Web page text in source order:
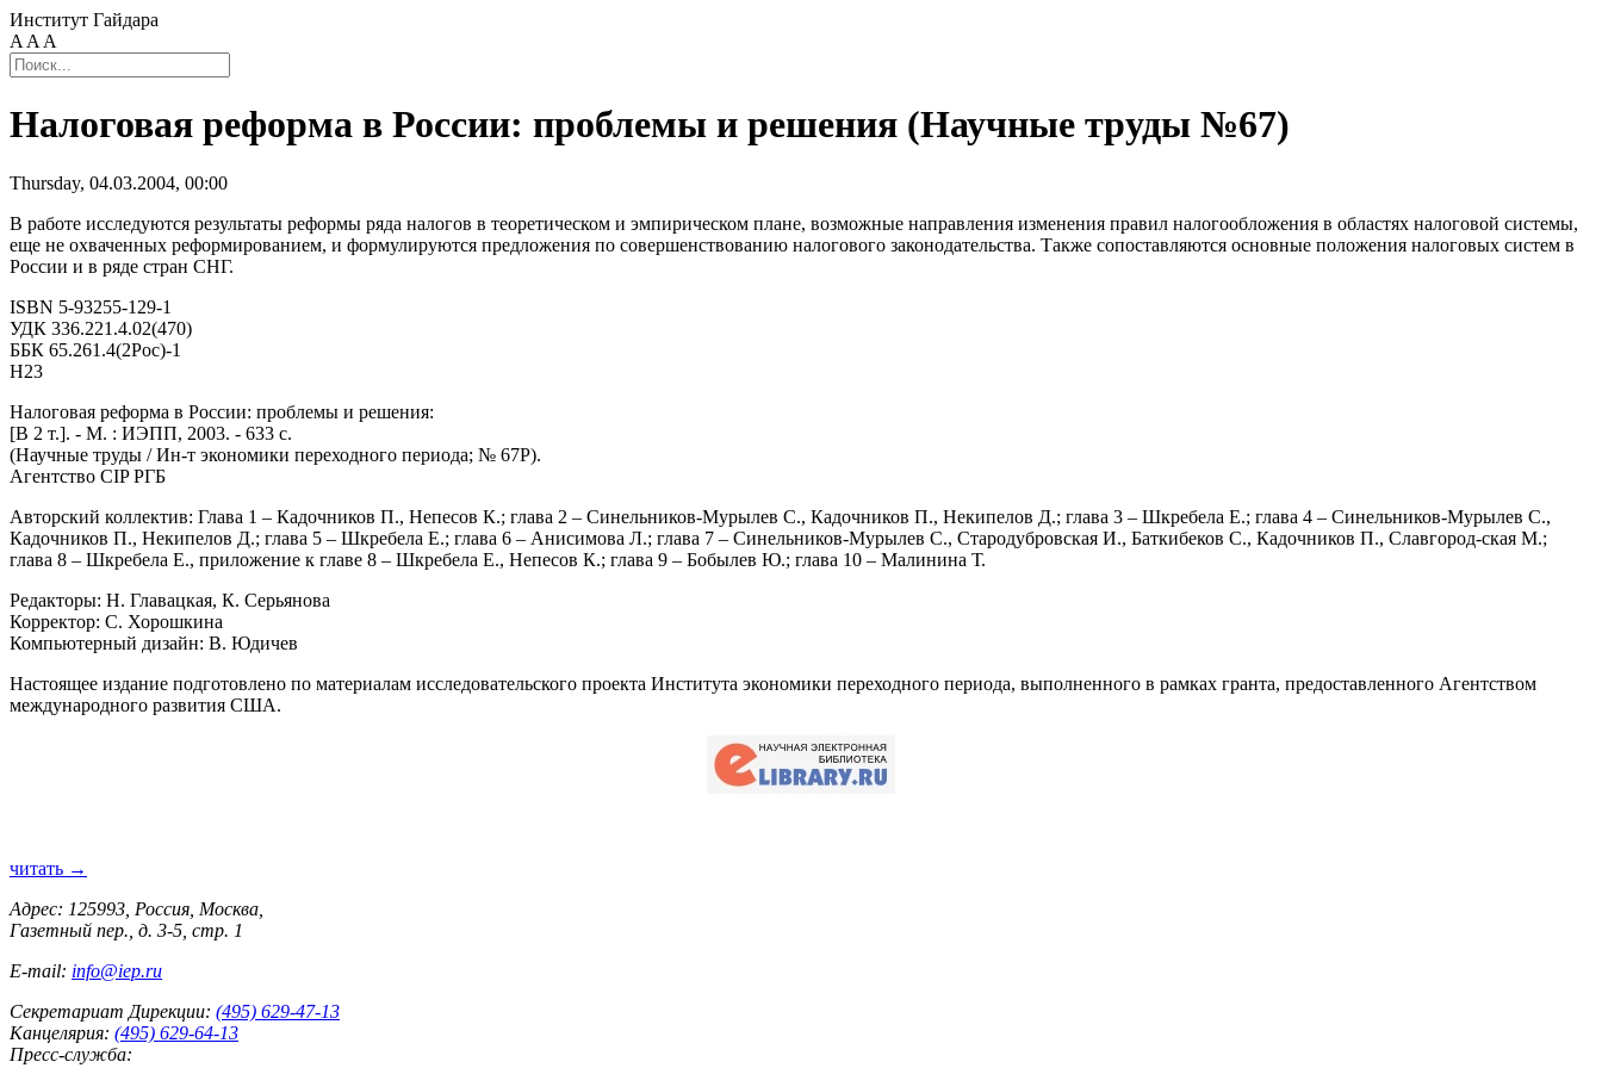
Институт Гайдара
A A A
Налоговая реформа в России: проблемы и решения (Научные труды №67)
Thursday, 04.03.2004, 00:00
В работе исследуются результаты реформы ряда налогов в теоретическом и эмпирическом плане, возможные направления изменения правил налогообложения в областях налоговой системы,
еще не охваченных реформированием, и формулируются предложения по совершенствованию налогового законодательства. Также сопоставляются основные положения налоговых систем в
России и в ряде стран СНГ.
ISBN 5-93255-129-1
УДК 336.221.4.02(470)
ББК 65.261.4(2Рос)-1
Н23
Налоговая реформа в России: проблемы и решения:
[В 2 т.]. - М. : ИЭПП, 2003. - 633 с.
(Научные труды / Ин-т экономики переходного периода; № 67Р).
Агентство CIP РГБ
Авторский коллектив: Глава 1 – Кадочников П., Непесов К.; глава 2 – Синельников-Мурылев С., Кадочников П., Некипелов Д.; глава 3 – Шкребела Е.; глава 4 – Синельников-Мурылев С.,
Кадочников П., Некипелов Д.; глава 5 – Шкребела Е.; глава 6 – Анисимова Л.; глава 7 – Синельников-Мурылев С., Стародубровская И., Баткибеков С., Кадочников П., Славгород-ская М.;
глава 8 – Шкребела Е., приложение к главе 8 – Шкребела Е., Непесов К.; глава 9 – Бобылев Ю.; глава 10 – Малинина Т.
Редакторы: Н. Главацкая, К. Серьянова
Корректор: С. Хорошкина
Компьютерный дизайн: В. Юдичев
Настоящее издание подготовлено по материалам исследовательского проекта Института экономики переходного периода, выполненного в рамках гранта, предоставленного Агентством
международного развития США.
читать →
Адрес: 125993, Россия, Москва,
Газетный пер., д. 3-5, стр. 1
E-mail: info@iep.ru
Секретариат Дирекции: (495) 629-47-13
Канцелярия: (495) 629-64-13
Пресс-служба: